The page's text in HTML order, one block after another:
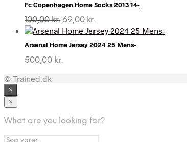
Fc Copenhagen Home Socks 2013 14-
100,00kr. Den
oprindelige
var:
69,00 kr.
aktuelle
er:
Arsenal Home Jersey 2024 25 Mens-
500,00 kr.
© Trained.dk
×
×
What are you looking for?